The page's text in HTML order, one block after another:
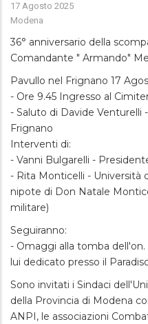
17 Agosto 2025
Modena
36° anniversario della
Comandante " Armando"
Pavullo nel Frignano 17
- Ore 9.45 Ingresso al
- Saluto di Davide Venturelli
Frignano
Interventi di:
- Vanni Bulgarelli -
- Rita Monticelli - Università
nipote di Don Natale
militare)
Seguiranno:
- Omaggi alla tomba
lui dedicato presso il
Sono invitati i Sindaci
della Provincia di Modena
ANPI, le associazioni